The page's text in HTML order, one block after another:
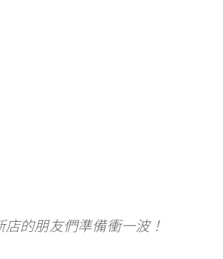
店的朋友們準備衝一波！